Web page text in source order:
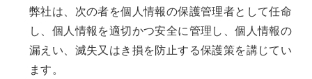
弊社は、次の者を個人情報の保護管理者として任命
し、個人情報を適切かつ安全に管理し、個人情報の
漏えい、滅失又はき損を防止する保護策を講じてい
ます。